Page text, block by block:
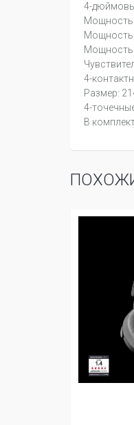
4-
Мощность
Мощность
4-
Размер:
4-
В